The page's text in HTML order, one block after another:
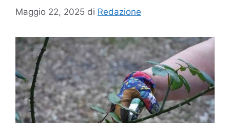
Maggio 22, 2025 di Redazione